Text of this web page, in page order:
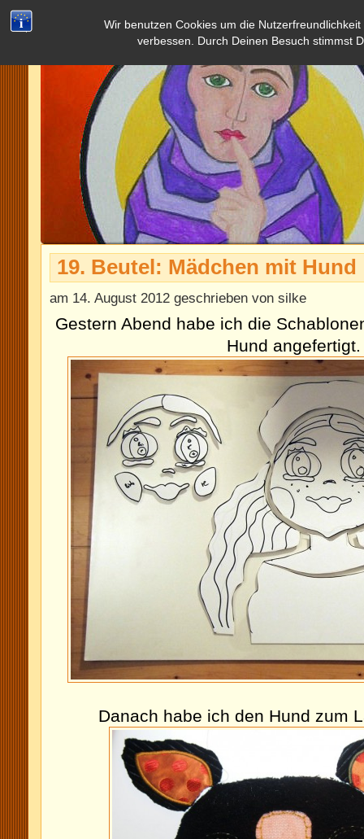
Wir benutzen Cookies um die
verbessen. Durch Deinen Besuch stimmst
19. Beutel: Mädchen mit Hund
am 14. August 2012 geschrieben von silke
Gestern Abend habe ich die
Hund angefertigt.
Danach habe ich den Hund zum